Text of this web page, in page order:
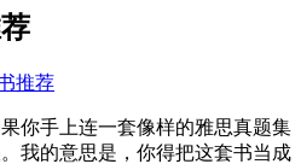
推荐
你手上连一套像样的雅思真题集
我的意思是，你得把这套书当成